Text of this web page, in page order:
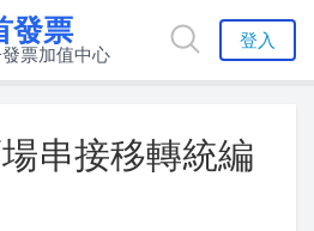
發票
票加值中心
登入
串接移轉統編